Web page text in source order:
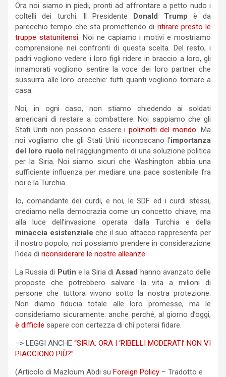
Ora noi siamo in piedi, pronti ad affrontare a petto nudo i
coltelli dei turchi. Il Presidente Donald Trump è da
parecchio tempo che sta promettendo di ritirare presto le
truppe statunitensi. Noi ne capiamo i motivi e mostriamo
comprensione nei confronti di questa scelta. Del resto, i
padri vogliono vedere i loro figli ridere in braccio a loro, gli
innamorati vogliono sentire la voce dei loro partner che
sussurra alle loro orecchie: tutti quanti vogliono tornare a
casa.
Noi, in ogni caso, non stiamo chiedendo ai soldati
americani di restare a combattere. Noi sappiamo che gli
Stati Uniti non possono esserei poliziotti del mondo. Ma
noi vogliamo che gli Stati Uniti riconoscano l’importanza
del loro ruolo nel raggiungimento di una soluzione politica
per la Siria. Noi siamo sicuri che Washington abbia una
sufficiente influenza per mediare una pace sostenibile fra
noi e la Turchia.
Io, comandante dei curdi, e noi, le SDF ed i curdi stessi,
crediamo nella democrazia come un concetto chiave, ma
alla luce dell’invasione operata dalla Turchia e della
minaccia esistenziale che il suo attacco rappresenta per
il nostro popolo, noi possiamo prendere in considerazione
l’idea di riconsiderare le nostre alleanze.
La Russia di Putin e la Siria diAssad hanno avanzato delle
proposte che potrebbero salvare la vita a milioni di
persone che tuttora vivono sotto la nostra protezione.
Non diamo fiducia totale alle loro promesse, ma le
consideriamo sicuramente: anche perché, al giorno d’oggi,
è difficile sapere con certezza di chi potersi fidare.
–> LEGGI ANCHE “SIRIA: ORA I ‘RIBELLI MODERATI’ NON VI
PIACCIONO PIÙ?”
(Articolo di Mazloum Abdi su Foreign Policy – Tradotto e